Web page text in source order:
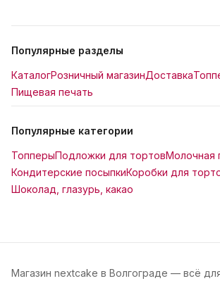
Популярные разделы
КаталогРозничный магазинДоставка
Пищевая печать
Популярные категории
ТопперыПодложки для тортовМолочная
Кондитерские посыпкиКоробки для
Шоколад, глазурь, какао
Магазин nextcake в Волгограде — всё